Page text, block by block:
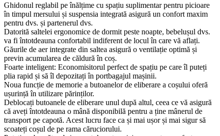
Ghidonul reglabil pe înălțime cu spațiu suplimentar pentru picioare
în timpul mersului și suspensia integrată asigură un confort maxim
pentru dvs. și partenerul dvs.
Datorită saltelei ergonomice de dormit peste noapte, bebelușul dvs.
va fi întotdeauna confortabil indiferent de locul în care vă aflați.
Găurile de aer integrate din saltea asigură o ventilație optimă și
previn acumularea de căldură în coș.
Foarte inteligent: Economisitorul perfect de spațiu pe care îl puteți
plia rapid și să îl depozitați în portbagajul mașinii.
Noua funcție de memorie a butoanelor de eliberare a coșului oferă
ușurință în utilizare părinților.
Deblocați butoanele de eliberare unul după altul, ceea ce vă asigură
că aveți întotdeauna o mână disponibilă pentru a ține mânerul de
transport pe capotă. Acest lucru face ca și mai ușor și mai sigur să
scoateți coșul de pe rama căruciorului.